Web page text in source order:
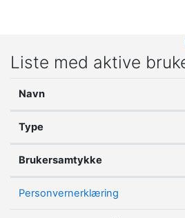
Liste med aktive
Navn
Type
Brukersamtykke
Personvernerklæring